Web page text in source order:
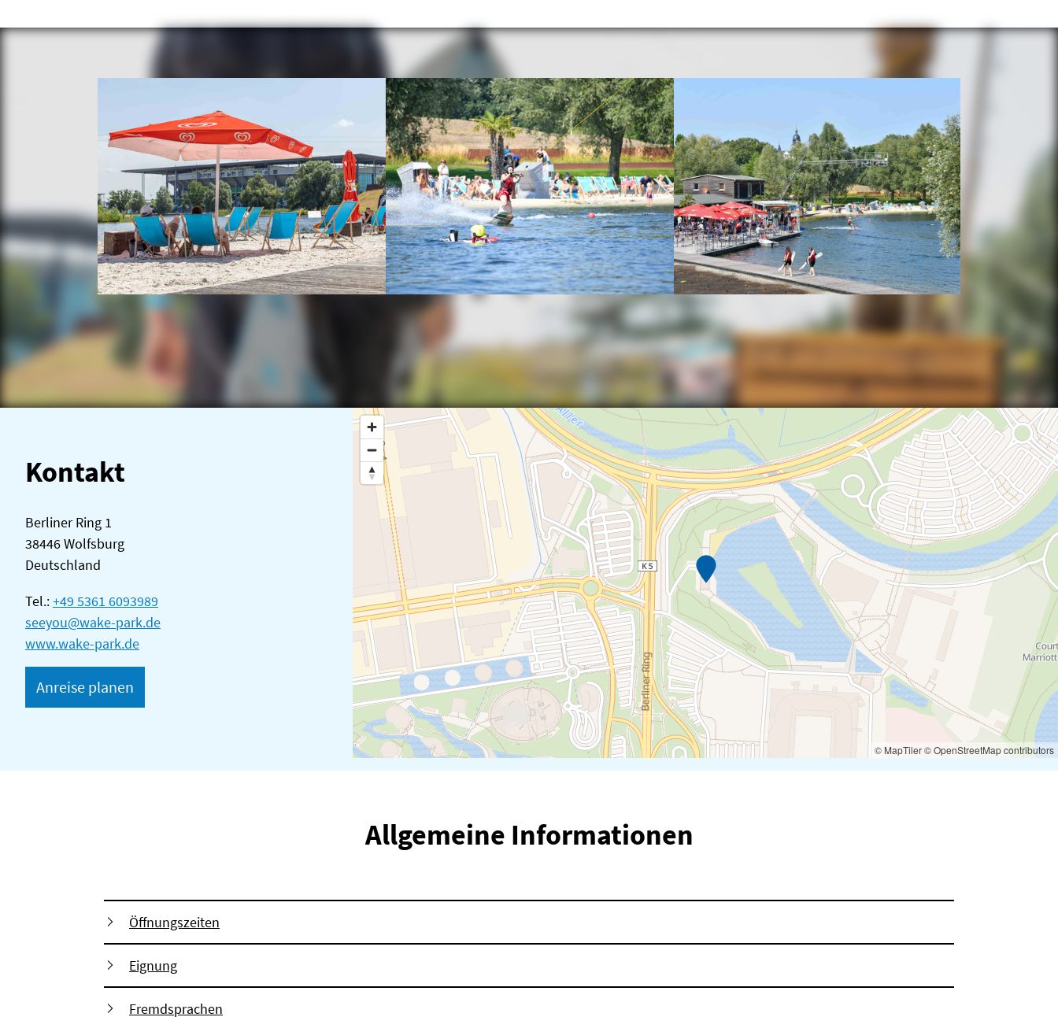
Kontakt
Berliner Ring 1
38446 Wolfsburg
Deutschland
Tel.:+49 5361 6093989
seeyou@wake-park.de
www.wake-park.de
Anreise planen
© MapTiler© OpenStreetMap contributors
Allgemeine Informationen
Öffnungszeiten
Eignung
Fremdsprachen